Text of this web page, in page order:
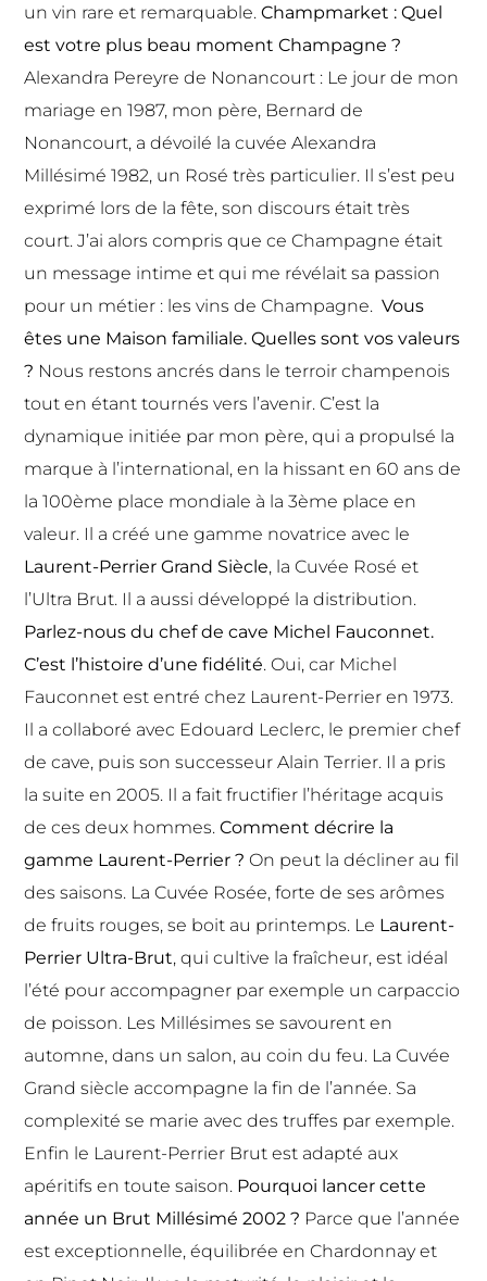
un vin rare et remarquable.Champmarket : Quel
est votre plus beau moment Champagne ?
Alexandra Pereyre de Nonancourt : Le jour de mon
mariage en 1987, mon père, Bernard de
Nonancourt, a dévoilé la cuvée Alexandra
Millésimé 1982, un Rosé très particulier. Il s’est peu
exprimé lors de la fête, son discours était très
court. J’ai alors compris que ce Champagne était
un message intime et qui me révélait sa passion
pour un métier : les vins de Champagne. Vous
êtes une Maison familiale. Quelles sont vos valeurs
? Nous restons ancrés dans le terroir champenois
tout en étant tournés vers l’avenir. C’est la
dynamique initiée par mon père, qui a propulsé la
marque à l’international, en la hissant en 60 ans de
la 100ème place mondiale à la 3ème place en
valeur. Il a créé une gamme novatrice avec le
Laurent-Perrier Grand Siècle, la Cuvée Rosé et
l’Ultra Brut. Il a aussi développé la distribution.
Parlez-nous du chef de cave Michel Fauconnet.
C’est l’histoire d’une fidélité. Oui, car Michel
Fauconnet est entré chez Laurent-Perrier en 1973.
Il a collaboré avec Edouard Leclerc, le premier chef
de cave, puis son successeur Alain Terrier. Il a pris
la suite en 2005. Il a fait fructifier l’héritage acquis
de ces deux hommes.Comment décrire la
gamme Laurent-Perrier ? On peut la décliner au fil
des saisons. LaCuvée Rosée, forte de ses arômes
de fruits rouges, se boit au printemps. Le Laurent-
Perrier Ultra-Brut, qui cultive la fraîcheur, est idéal
l’été pour accompagner par exemple un carpaccio
de poisson. Les Millésimes se savourent en
automne, dans un salon, au coin du feu. La Cuvée
Grand siècle accompagne la fin de l’année. Sa
complexité se marie avec des truffes par exemple.
Enfin le Laurent-Perrier Brut est adapté aux
apéritifs en toute saison. Pourquoi lancer cette
année un Brut Millésimé 2002 ? Parce que l’année
est exceptionnelle, équilibrée en Chardonnay et